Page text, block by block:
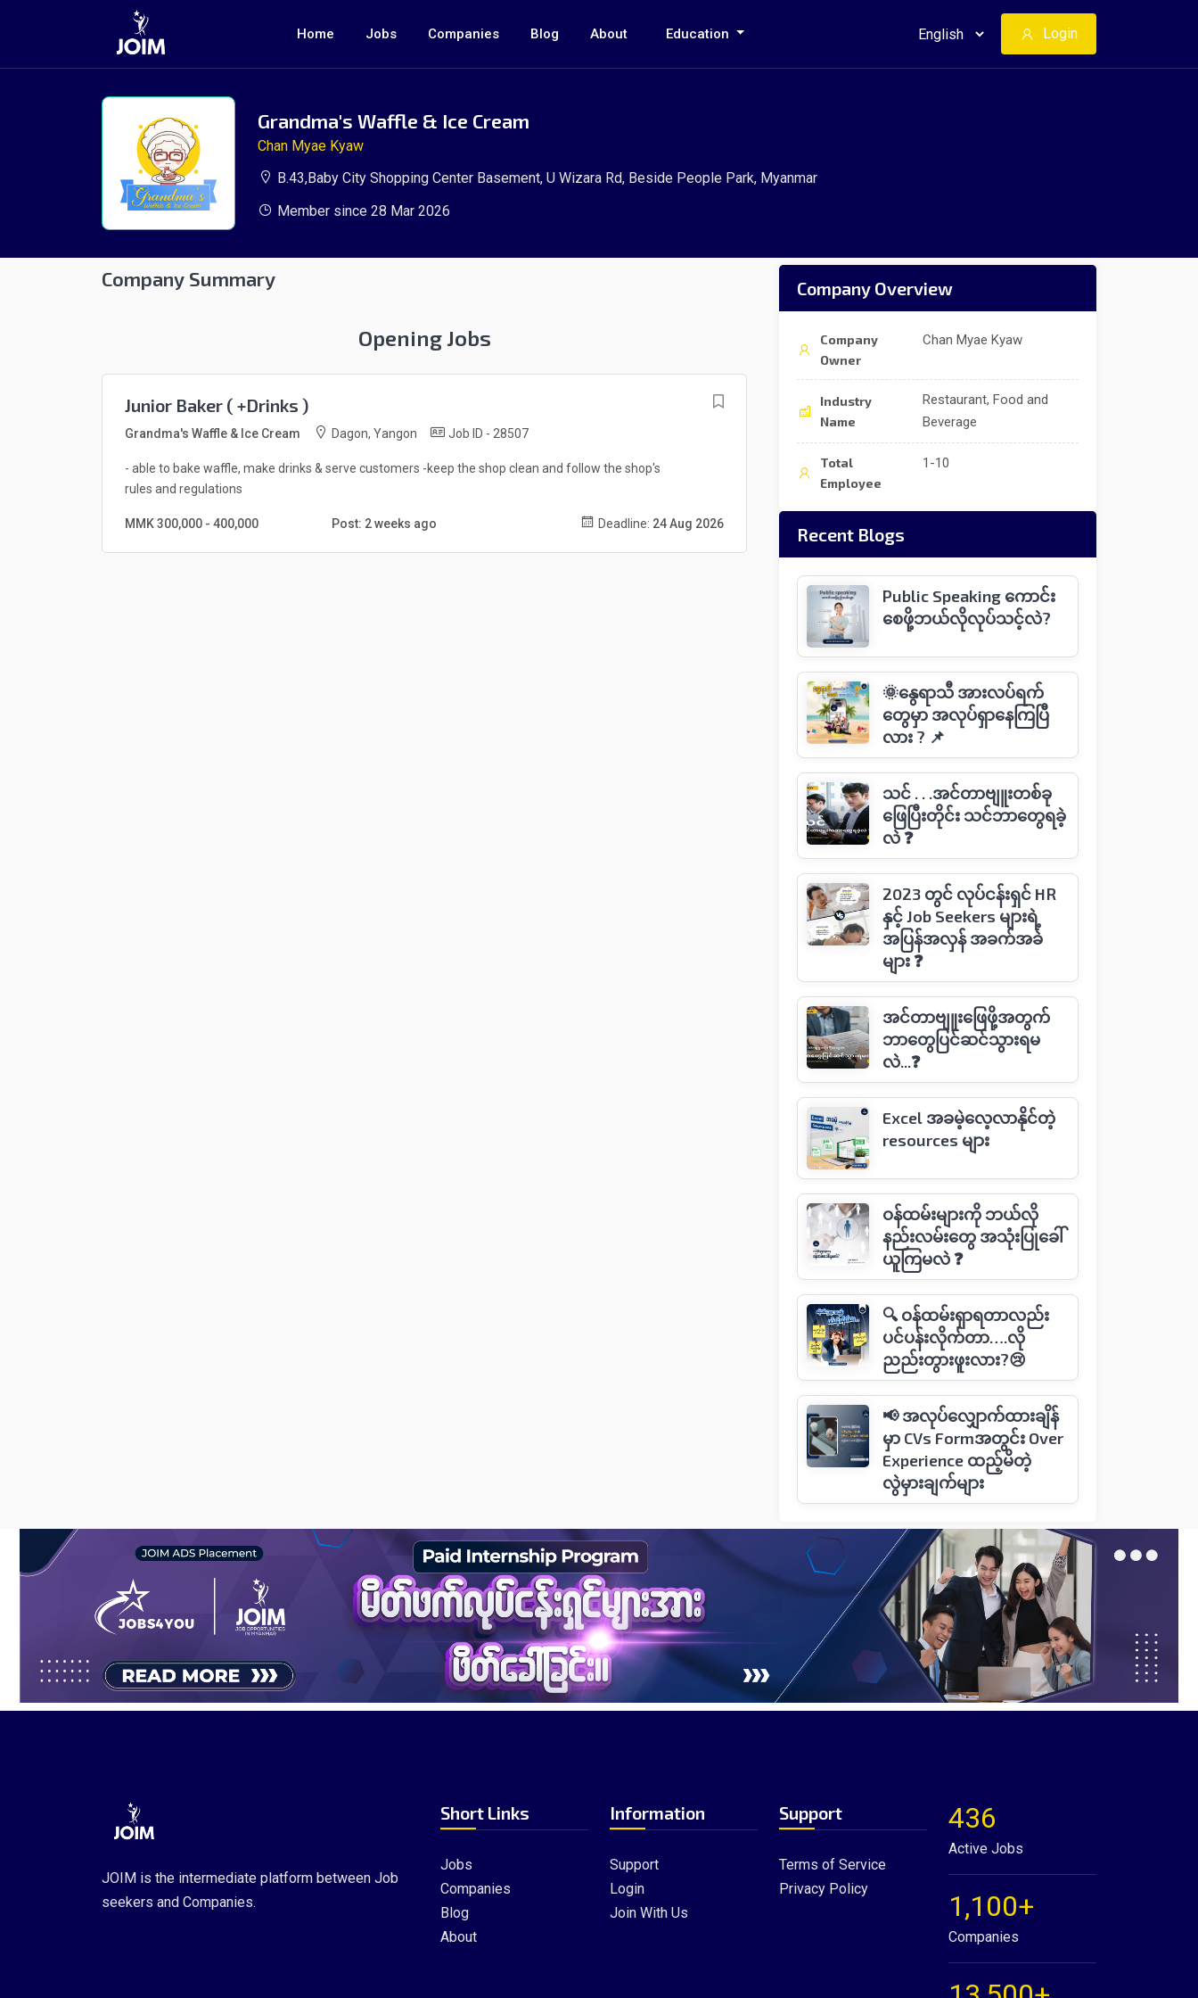
Home Jobs Companies Blog About Education Login
Grandma's Waffle & Ice Cream
Chan Myae Kyaw
B.43,Baby City Shopping Center Basement, U Wizara Rd, Beside People Park, Myanmar
Member since 28 Mar 2026
Company Summary
Opening Jobs
Junior Baker ( +Drinks )
Grandma's Waffle & Ice Cream Dagon, Yangon Job ID - 28507
- able to bake waffle, make drinks & serve customers -keep the shop clean and follow the shop's
rules and regulations
MMK 300,000 - 400,000 Post: 2 weeks ago Deadline: 24 Aug 2026
Company Overview
Company
Owner
Chan Myae Kyaw
Industry
Name
Restaurant, Food and
Beverage
Total
Employee
1-10
Recent Blogs
Public Speaking ကောင်း
စေဖို့ဘယ်လိုလုပ်သင့်လဲ?
🌞နွေရာသီ အားလပ်ရက်
တွေမှာ အလုပ်ရှာနေကြပြီ
လား ? 📌
သင် . . .အင်တာဗျူးတစ်ခု
ဖြေပြီးတိုင်း သင်ဘာ​တွေရခဲ့
လဲ ❓
2023 တွင် လုပ်ငန်းရှင် HR
နှင့် Job Seekers များရဲ့
အပြန်အလှန် အခက်အခဲ
များ ❓
အင်တာဗျူး‌ဖြေဖို့အတွက်
ဘာ​တွေပြင်ဆင်သွားရမ
လဲ...❓
Excel အခမဲ့လေ့လာနိုင်တဲ့
resources များ
ဝန်ထမ်းများကို ဘယ်လို
နည်းလမ်း​တွေ အသုံးပြု​ခေါ်
ယူကြမလဲ ❓
🔍 ဝန်ထမ်းရှာရတာလည်း
ပင်ပန်းလိုက်တာ….လို
ညည်းတွားဖူးလား?😢
📢 အလုပ်လျှောက်ထားချိန်
မှာ CVs Formအတွင်း Over
Experience ထည့်မိတဲ့
လွဲမှားချက်များ
JOIM is the intermediate platform between Job
seekers and Companies.
Short Links
Jobs
Companies
Blog
About
Information
Support
Login
Join With Us
Support
Terms of Service
Privacy Policy
436
Active Jobs
1,100+
Companies